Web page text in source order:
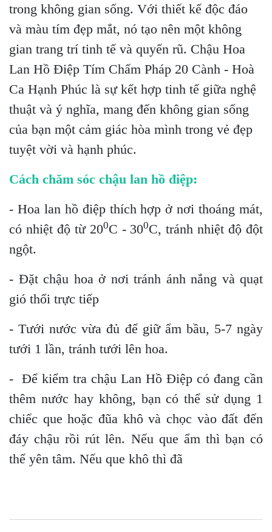
trong không gian sống. Với thiết kế độc đáo
và màu tím đẹp mắt, nó tạo nên một không
gian trang trí tinh tế và quyến rũ. Chậu Hoa
Lan Hồ Điệp Tím Chấm Pháp 20 Cành - Hoà
Ca Hạnh Phúc là sự kết hợp tinh tế giữa nghệ
thuật và ý nghĩa, mang đến không gian sống
của bạn một cảm giác hòa mình trong vẻ đẹp
tuyệt vời và hạnh phúc.
Cách chăm sóc chậu lan hồ điệp:
- Hoa lan hồ điệp thích hợp ở nơi thoáng mát,
có nhiệt độ từ 200C - 300C, tránh nhiệt độ đột
ngột.
- Đặt chậu hoa ở nơi tránh ánh nắng và quạt
gió thổi trực tiếp
- Tưới nước vừa đủ để giữ ẩm bầu, 5-7 ngày
tưới 1 lần, tránh tưới lên hoa.
- Để kiểm tra chậu Lan Hồ Điệp có đang cần
thêm nước hay không, bạn có thể sử dụng 1
chiếc que hoặc đũa khô và chọc vào đất đến
đáy chậu rồi rút lên. Nếu que ẩm thì bạn có
thể yên tâm. Nếu que khô thì đã